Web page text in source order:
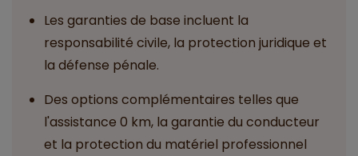
Les garanties de base incluent la
responsabilité civile, la protection juridique et
la défense pénale.
Des options complémentaires telles que
l'assistance 0 km, la garantie du conducteur
et la protection du matériel professionnel